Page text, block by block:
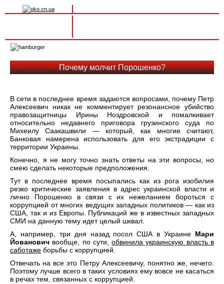
navigation
Почему молчит Порошенко?
В сети в последнее время задаются вопросами, почему Петр
Алексеевич никак не комментирует резонансное убийство
правозащитницы Ирины Ноздровской и помалкивает
относительно недавнего приговора грузинского суда по
Михеилу Саакашвили — который, как многие считают,
Банковая намерена использовать для его экстрадиции с
территории Украины.
Конечно, я не могу точно знать ответы на эти вопросы, но
смею сделать некоторые предположения.
Тут в последнее время посыпались как из рога изобилия
резко критические заявления в адрес украинской власти и
лично Порошенко в связи с их нежеланием бороться с
коррупцией от многих ведущих западных политиков — как из
США, так и из Европы. Публикаций же в известных западных
СМИ на данную тему идет целый шквал.
А, например, три дня назад посол США в Украине Мари
Йованович вообще, по сути,обвинила украинскую власть в
саботаже борьбы с коррупцией.
Отвечать на все это Петру Алексеевичу, понятно же, нечего.
Поэтому лучше всего в таких условиях ему вовсе не касаться
в речах тем, связанных с коррупцией.